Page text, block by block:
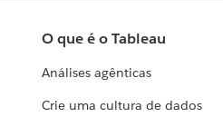
O que é o Tableau
Análises agênticas
Crie uma cultura de dados